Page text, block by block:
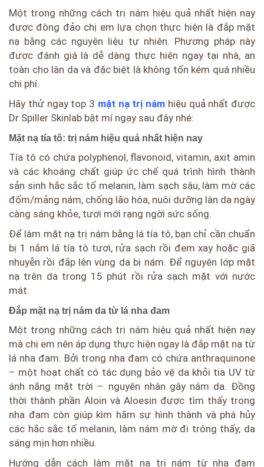
Một trong những cách trị nám hiệu quả nhất hiện nay
được đông đảo chị em lựa chọn thực hiện là đắp mặt
nạ bằng các nguyên liệu tự nhiên. Phương pháp này
được đánh giá là dễ dàng thực hiện ngay tại nhà, an
toàn cho làn da và đặc biệt là không tốn kém quá nhiều
chi phí.
Hãy thử ngay top 3 mặt nạ trị nám hiệu quả nhất được
Dr Spiller Skinlab bật mí ngay sau đây nhé:
Mặt nạ tía tô: trị nám hiệu quả nhất hiện nay
Tía tô có chứa polyphenol, flavonoid, vitamin, axit amin
và các khoáng chất giúp ức chế quá trình hình thành
sản sinh hắc sắc tố melanin, làm sạch sâu, làm mờ các
đốm/mảng nám, chống lão hóa, nuôi dưỡng làn da ngày
càng sáng khỏe, tươi mới rạng ngời sức sống.
Để làm mặt nạ trị nám bằng lá tía tô, bạn chỉ cần chuẩn
bị 1 nắm lá tía tô tươi, rửa sạch rồi đem xay hoặc giã
nhuyễn rồi đắp lên vùng da bị nám. Để nguyên lớp mặt
nạ trên da trong 15 phút rồi rửa sạch mặt với nước
mát.
Đắp mặt nạ trị nám da từ lá nha đam
Một trong những cách trị nám hiệu quả nhất hiện nay
mà chị em nên áp dụng thực hiện ngay là đắp mặt nạ từ
lá nha đam. Bởi trong nha đam có chứa anthraquinone
– một hoạt chất có tác dụng bảo vệ da khỏi tia UV từ
ánh nắng mặt trời – nguyên nhân gây nám da. Đồng
thời thành phần Aloin và Aloesin được tìm thấy trong
nha đam còn giúp kìm hãm sự hình thành và phá hủy
các hắc sắc tố melanin, làm nám mờ đi trông thấy, da
sáng mịn hơn nhiều.
Hướng dẫn cách làm mặt nạ trị nám từ nha đam